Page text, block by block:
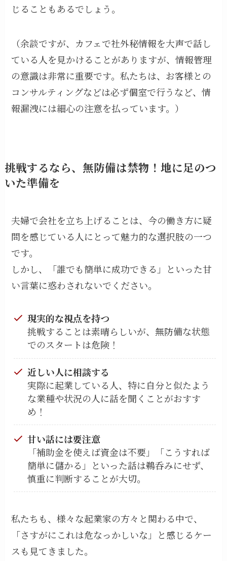
じることもあるでしょう。
（余談ですが、カフェで社外秘情報を大声で話し
ている人を見かけることがありますが、情報管理
の意識は非常に重要です。私たちは、お客様との
コンサルティングなどは必ず個室で行うなど、情
報漏洩には細心の注意を払っています。）
挑戦するなら、無防備は禁物！地に足のつ
いた準備を
夫婦で会社を立ち上げることは、今の働き方に疑
問を感じている人にとって魅力的な選択肢の一つ
です。
しかし、「誰でも簡単に成功できる」といった甘
い言葉に惑わされないでください。
現実的な視点を持つ
挑戦することは素晴らしいが、無防備な状態
でのスタートは危険！
近しい人に相談する
実際に起業している人、特に自分と似たよう
な業種や状況の人に話を聞くことがおすす
め！
甘い話には要注意
「補助金を使えば資金は不要」「こうすれば
簡単に儲かる」といった話は鵜呑みにせず、
慎重に判断することが大切。
私たちも、様々な起業家の方々と関わる中で、
「さすがにこれは危なっかしいな」と感じるケー
スも見てきました。